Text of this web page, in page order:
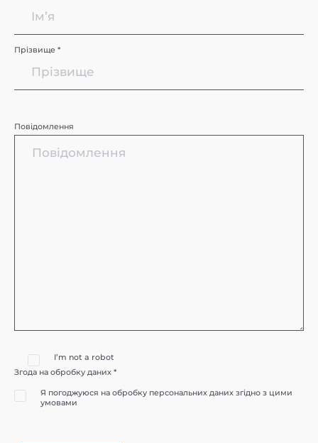
Прізвище *
Повідомлення
I’m not a robot
Згода на обробку даних *
Я погоджуюся на обробку персональних даних згідно з цими
умовами